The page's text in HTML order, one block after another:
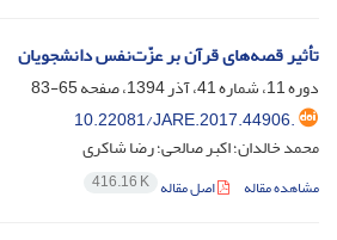
تأثیر قصه‌های قرآن بر عزّت‌نفس دانشجویان
دوره 11، شماره 41، آذر 1394، صفحه
65-83
10.22081/JARE.2017.44906.
محمد خالدان؛ اکبر صالحی؛ رضا شاکری
مشاهده مقاله اصل مقاله 416.16 K